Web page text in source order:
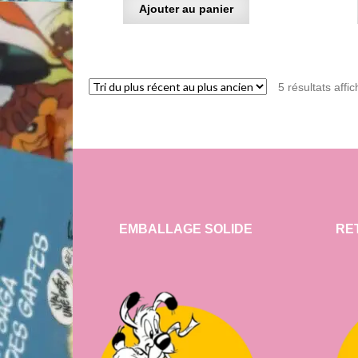
Ajouter au panier
5 résultats
EMBALLAGE SOLIDE